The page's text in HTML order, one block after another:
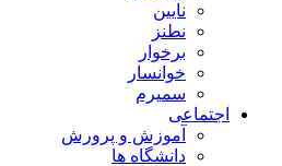
نایین
نطنز
برخوار
خوانسار
سمیرم
اجتماعی
آموزش و پرورش
دانشگاه ها